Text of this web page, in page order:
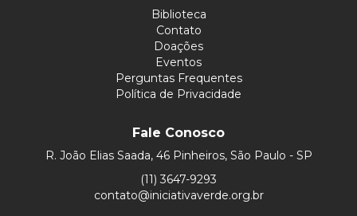
Biblioteca
Contato
Doações
Eventos
Perguntas Frequentes
Política de Privacidade
Fale Conosco
R. João Elias Saada, 46 Pinheiros, São Paulo - SP
(11) 3647-9293
contato@iniciativaverde.org.br